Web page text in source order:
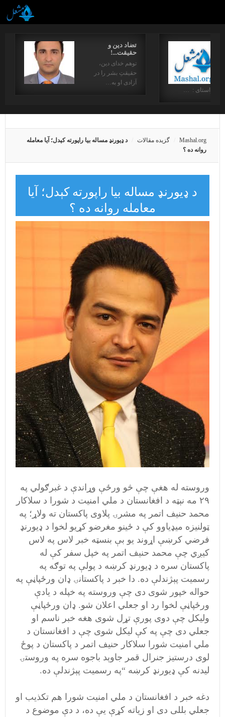
تضاد دین و
حقیقت...!
توهم خدای دین،
حقیقتِ بشر را در
آزادی او به…
در راستای : …
Mashal.org گزیده مقالات
د ډيورنډ مساله بیا راپورته کېدل؛ آیا معامله
روانه ده ؟
د ډيورنډ مساله بیا راپورته کېدل؛ آیا
معامله روانه ده ؟
وروسته له هغې چې څو ورځې وړاندې د غبرګولي په
۲۹ مه نېټه د افغانستان د ملي امنيت د شورا د سلاکار
محمد حنيف اتمر په مشرۍ پلاوی پاکستان ته ولاړ؛ په
ټولنيزه ميډياوو کې د ځینو مغرضو کړيو لخوا د ډيورنډ
فرضي کرښې اړوند يو بې بنسټه خبر لاس په لاس
کيږي چې محمد حنيف اتمر په خپل سفر کې له
پاکستان سره د ډيورنډ کرښه د پولې په توګه په
رسميت پېژندلې ده. دا خبر د پاکستانۍ ډان ورځپاڼې په
حواله خپور شوی دی چې وروسته په خپله د يادې
ورځپاڼې لخوا رد او جعلي اعلان شو. ډان ورځپاڼې
وليکل چې دوی پورې تړل شوی هغه خبر ناسم او
جعلي دی چې په کې لیکل شوی چې د افغانستان د
ملي امنیت شورا سلاکار حنیف اتمر د پاکستان د پوځ
لوی درستیز جنرال قمر جاوېد باجوه سره په وروستۍ
لیدنه کې ډیورنډ کرښه “په رسمیت پېژندلې ده.
دغه خبر د افغانستان د ملي امنيت شورا هم تکذيب او
جعلي بللی دی او زياته کړې يې ده، د دې موضوع د